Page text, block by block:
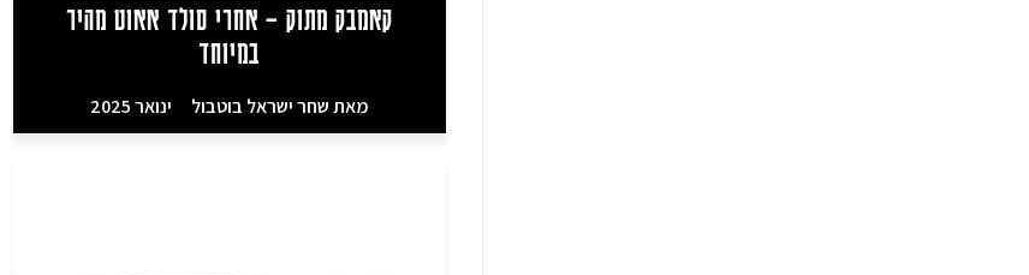
קאמבק מתוק – אחרי סולד אאוט מהיר
במיוחד
מאתשחר ישראל בוטבול ינואר 2025